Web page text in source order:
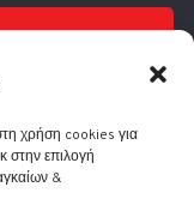
χρήση cookies για
στην επιλογή
&